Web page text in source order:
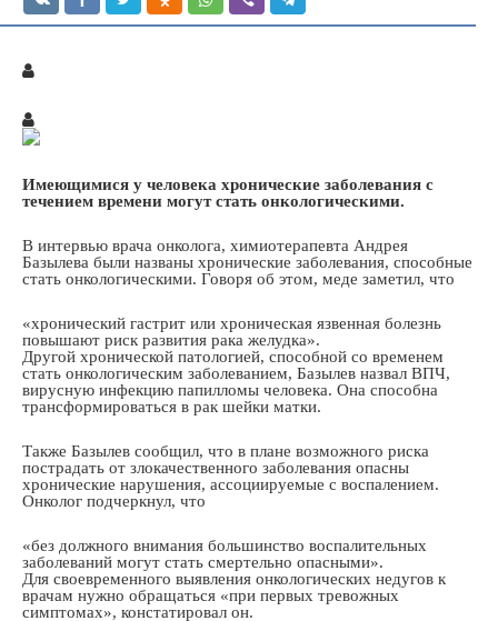
Имеющимися у человека хронические заболевания с
течением времени могут стать онкологическими.
В интервью врача онколога, химиотерапевта Андрея
Базылева были названы хронические заболевания, способные
стать онкологическими. Говоря об этом, меде заметил, что
«хронический гастрит или хроническая язвенная болезнь
повышают риск развития рака желудка».
Другой хронической патологией, способной со временем
стать онкологическим заболеванием, Базылев назвал ВПЧ,
вирусную инфекцию папилломы человека. Она способна
трансформироваться в рак шейки матки.
Также Базылев сообщил, что в плане возможного риска
пострадать от злокачественного заболевания опасны
хронические нарушения, ассоциируемые с воспалением.
Онколог подчеркнул, что
«без должного внимания большинство воспалительных
заболеваний могут стать смертельно опасными».
Для своевременного выявления онкологических недугов к
врачам нужно обращаться «при первых тревожных
симптомах», констатировал он.